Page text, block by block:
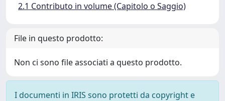
2.1 Contributo in volume (Capitolo o Saggio)
File in questo prodotto:
Non ci sono file associati a questo prodotto.
I documenti in IRIS sono protetti da copyright e